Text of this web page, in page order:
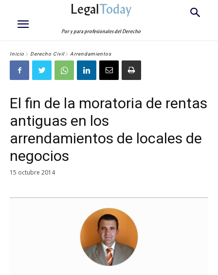
LegalToday
Por y para profesionales del Derecho
Inicio Derecho Civil Arrendamientos
El fin de la moratoria de rentas
antiguas en los
arrendamientos de locales de
negocios
15 octubre 2014